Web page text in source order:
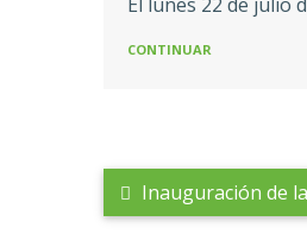
El lunes 22 de julio
CONTINUAR
Inauguración de